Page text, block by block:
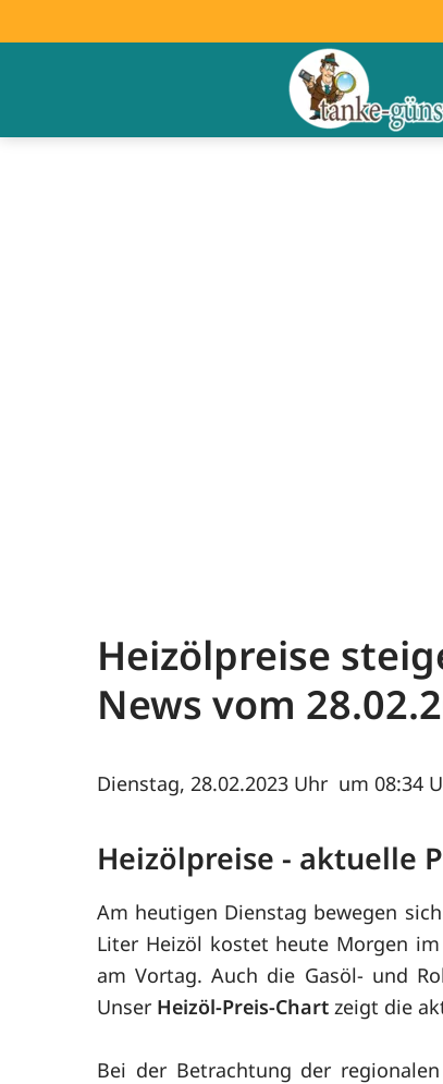
Heizölpreise
News vom
Dienstag, 28.02.2023 um 08:34
Heizölpreise - aktuelle
Am heutigen Dienstag bewegen
Liter Heizöl kostet heute Morgen
am Vortag. Auch die Gasöl- und
Unser Heizöl-Preis-Chart zeigt die
Bei der Betrachtung der